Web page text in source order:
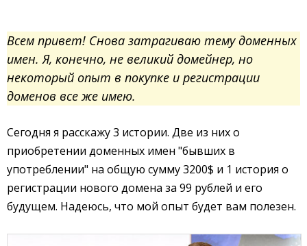
Всем привет! Снова затрагиваю тему доменных
имен. Я, конечно, не великий домейнер, но
некоторый опыт в покупке и регистрации
доменов все же имею.
Сегодня я расскажу 3 истории. Две из них о
приобретении доменных имен "бывших в
употреблении" на общую сумму 3200$ и 1 история о
регистрации нового домена за 99 рублей и его
будущем. Надеюсь, что мой опыт будет вам полезен.